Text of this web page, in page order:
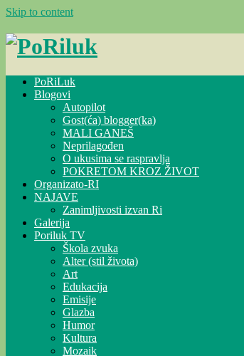
Skip to content
PoRiLuk
Blogovi
Autopilot
Gost(ća) blogger(ka)
MALI GANEŠ
Neprilagođen
O ukusima se raspravlja
POKRETOM KROZ ŽIVOT
Organizato-RI
NAJAVE
Zanimljivosti izvan Ri
Galerija
Poriluk TV
Škola zvuka
Alter (stil života)
Art
Edukacija
Emisije
Glazba
Humor
Kultura
Mozaik